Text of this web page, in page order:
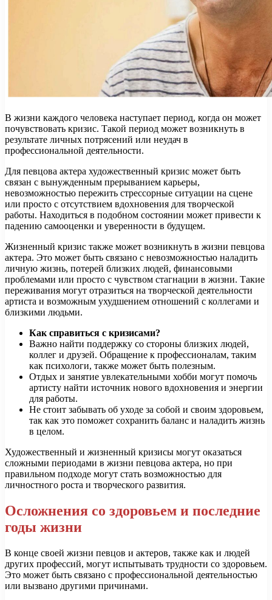
В жизни каждого человека наступает период, когда он может
почувствовать кризис. Такой период может возникнуть в
результате личных потрясений или неудач в
профессиональной деятельности.
Для певцова актера художественный кризис может быть
связан с вынужденным прерыванием карьеры,
невозможностью пережить стрессорные ситуации на сцене
или просто с отсутствием вдохновения для творческой
работы. Находиться в подобном состоянии может привести к
падению самооценки и уверенности в будущем.
Жизненный кризис также может возникнуть в жизни певцова
актера. Это может быть связано с невозможностью наладить
личную жизнь, потерей близких людей, финансовыми
проблемами или просто с чувством стагнации в жизни. Такие
переживания могут отразиться на творческой деятельности
артиста и возможным ухудшением отношений с коллегами и
близкими людьми.
Как справиться с кризисами?
Важно найти поддержку со стороны близких людей,
коллег и друзей. Обращение к профессионалам, таким
как психологи, также может быть полезным.
Отдых и занятие увлекательными хобби могут помочь
артисту найти источник нового вдохновения и энергии
для работы.
Не стоит забывать об уходе за собой и своим здоровьем,
так как это поможет сохранить баланс и наладить жизнь
в целом.
Художественный и жизненный кризисы могут оказаться
сложными периодами в жизни певцова актера, но при
правильном подходе могут стать возможностью для
личностного роста и творческого развития.
Осложнения со здоровьем и последние
годы жизни
В конце своей жизни певцов и актеров, также как и людей
других профессий, могут испытывать трудности со здоровьем.
Это может быть связано с профессиональной деятельностью
или вызвано другими причинами.